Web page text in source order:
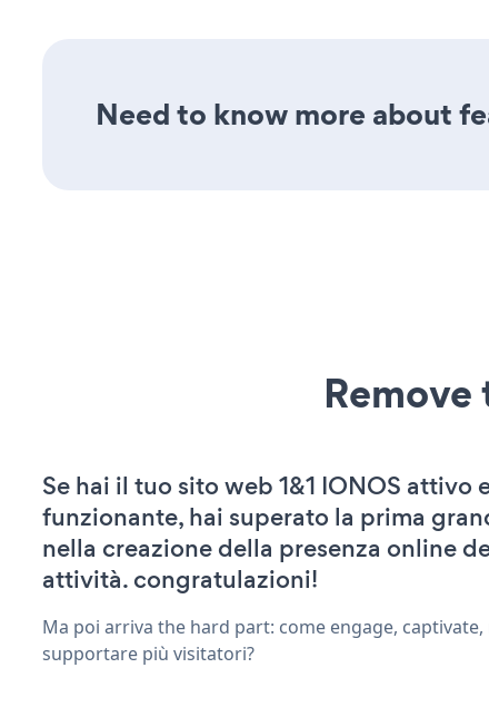
Need to know more about
Se hai il tuo sito web 1&1 IONOS attivo
funzionante, hai superato la prima
nella creazione della presenza online
attività. congratulazioni!
Ma poi arriva the hard part: come engage, captivate,
supportare più visitatori?